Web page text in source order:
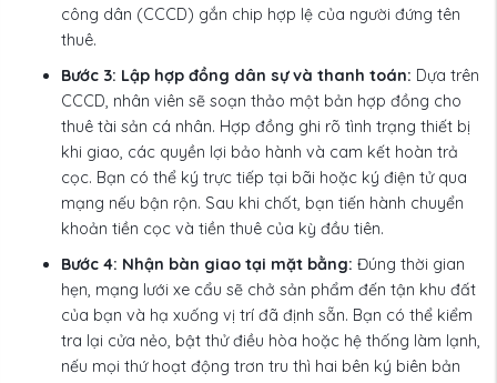
công dân (CCCD) gắn chip hợp lệ của người đứng tên
thuê.
Bước 3: Lập hợp đồng dân sự và thanh toán: Dựa trên
CCCD, nhân viên sẽ soạn thảo một bản hợp đồng cho
thuê tài sản cá nhân. Hợp đồng ghi rõ tình trạng thiết bị
khi giao, các quyền lợi bảo hành và cam kết hoàn trả
cọc. Bạn có thể ký trực tiếp tại bãi hoặc ký điện tử qua
mạng nếu bận rộn. Sau khi chốt, bạn tiến hành chuyển
khoản tiền cọc và tiền thuê của kỳ đầu tiên.
Bước 4: Nhận bàn giao tại mặt bằng: Đúng thời gian
hẹn, mạng lưới xe cẩu sẽ chở sản phẩm đến tận khu đất
của bạn và hạ xuống vị trí đã định sẵn. Bạn có thể kiểm
tra lại cửa nẻo, bật thử điều hòa hoặc hệ thống làm lạnh,
nếu mọi thứ hoạt động trơn tru thì hai bên ký biên bản